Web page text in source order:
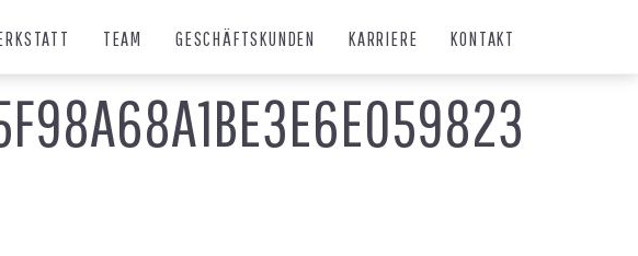
TEAM GESCHÄFTSKUNDEN KARRIERE KONTAKT